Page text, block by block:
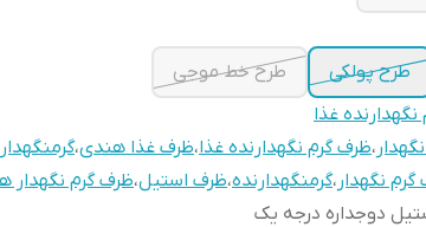
طرح پولکی
طرح خط موجی
نگهدارنده غذا
،ظرف گرم نگهدارنده غذا،ظرف غذا هندی،
نگهدار ،گرمنگهدارنده،ظرف استیل،ظرف گرم نگهدار
دوجداره درجه یک